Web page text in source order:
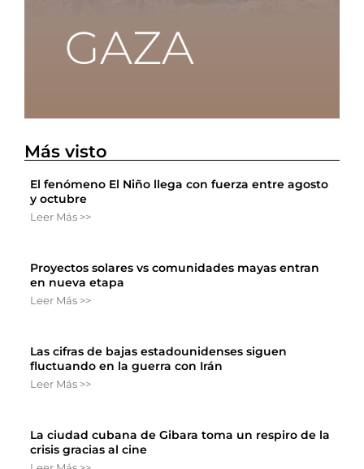
Más visto
El fenómeno El Niño llega con fuerza entre agosto
y octubre
Leer Más >>
Proyectos solares vs comunidades mayas entran
en nueva etapa
Leer Más >>
Las cifras de bajas estadounidenses siguen
fluctuando en la guerra con Irán
Leer Más >>
La ciudad cubana de Gibara toma un respiro de la
crisis gracias al cine